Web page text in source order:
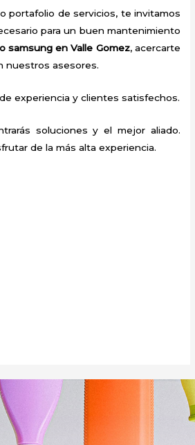
portafolio de servicios, te invitamos
para un buen mantenimiento
samsung en Valle Gomez, acercarte
nuestros asesores.
experiencia y clientes satisfechos.
soluciones y el mejor aliado.
de la más alta experiencia.